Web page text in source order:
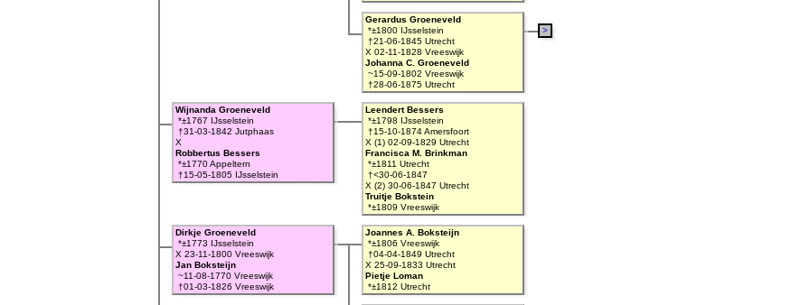
Gerardus Groeneveld
*±1800 IJsselstein
†21-06-1845 Utrecht
X 02-11-1828 Vreeswijk
Johanna C. Groeneveld
~15-09-1802 Vreeswijk
†28-06-1875 Utrecht
>
Leendert Bessers
*±1798 IJsselstein
†15-10-1874 Amersfoort
X (1) 02-09-1829 Utrecht
Francisca M. Brinkman
*±1811 Utrecht
†<30-06-1847
X (2) 30-06-1847 Utrecht
Truitje Bokstein
*±1809 Vreeswijk
Wijnanda Groeneveld
*±1767 IJsselstein
†31-03-1842 Jutphaas
X
Robbertus Bessers
*±1770 Appeltern
†15-05-1805 IJsselstein
Joannes A. Boksteijn
*±1806 Vreeswijk
†04-04-1849 Utrecht
X 25-09-1833 Utrecht
Pietje Loman
*±1812 Utrecht
Dirkje Groeneveld
*±1773 IJsselstein
X 23-11-1800 Vreeswijk
Jan Boksteijn
~11-08-1770 Vreeswijk
†01-03-1826 Vreeswijk